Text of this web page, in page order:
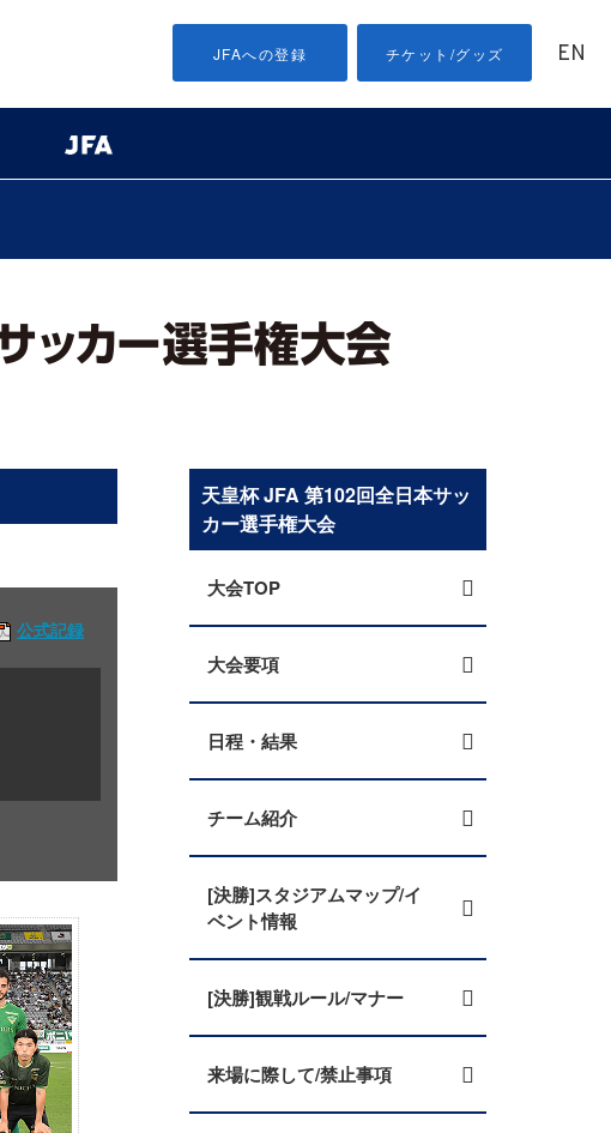
JFAへの登録 チケット/グッズ EN
公式記録
天皇杯 JFA 第102回全日本サッ
カー選手権大会
大会TOP
大会要項
日程・結果
チーム紹介
[決勝]スタジアムマップ/イ
ベント情報
[決勝]観戦ルール/マナー
来場に際して/禁止事項